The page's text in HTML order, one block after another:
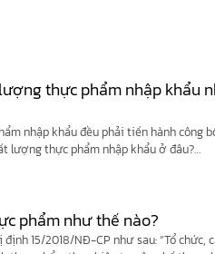
thực phẩm nhập khẩu
nhập khẩu đều phải tiến hành công
lượng thực phẩm nhập khẩu ở đâu?…
phẩm như thế nào?
15/2018/NĐ-CP như sau: “Tổ chức,